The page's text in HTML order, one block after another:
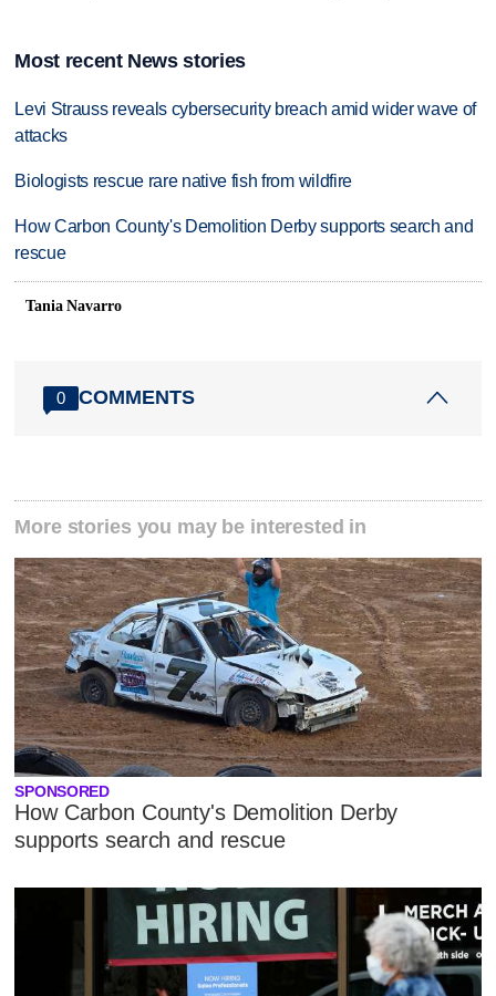
Most recent News stories
Levi Strauss reveals cybersecurity breach amid wider wave of
attacks
Biologists rescue rare native fish from wildfire
How Carbon County's Demolition Derby supports search and
rescue
Tania Navarro
0 COMMENTS
More stories you may be interested in
SPONSORED
How Carbon County's Demolition Derby
supports search and rescue